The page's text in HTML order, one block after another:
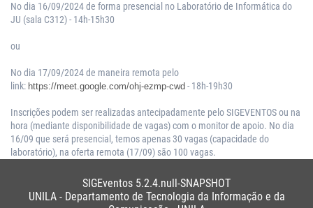
No dia 16/09/2024 de forma presencial no Laboratório de Informática do
JU (sala C312) - 14h-15h30
ou
No dia 17/09/2024 de maneira remota pelo
link: https://meet.google.com/ohj-ezmp-cwd - 18h-19h30
Inscrições podem ser realizadas antecipadamente pelo SIGEVENTOS ou na
hora (mediante disponibilidade de vagas) com o monitor de apoio. No dia
16/09 que será presencial, temos apenas 30 vagas (capacidade do
laboratório), na oferta remota (17/09) são 100 vagas.
SIGEventos 5.2.4.null-SNAPSHOT
UNILA - Departamento de Tecnologia da Informação e da